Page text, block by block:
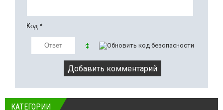
Код *:
КАТЕГОРИИ